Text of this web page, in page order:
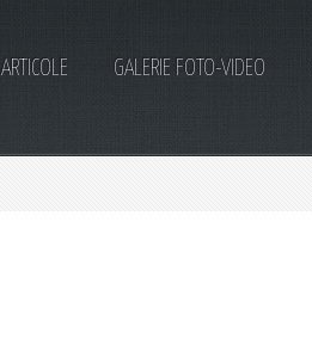
ARTICOLE GALERIE FOTO-VIDEO